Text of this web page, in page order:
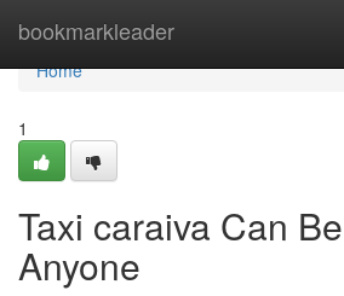
bookmarkleader
Home
Home
1
Taxi caraiva Can
Anyone